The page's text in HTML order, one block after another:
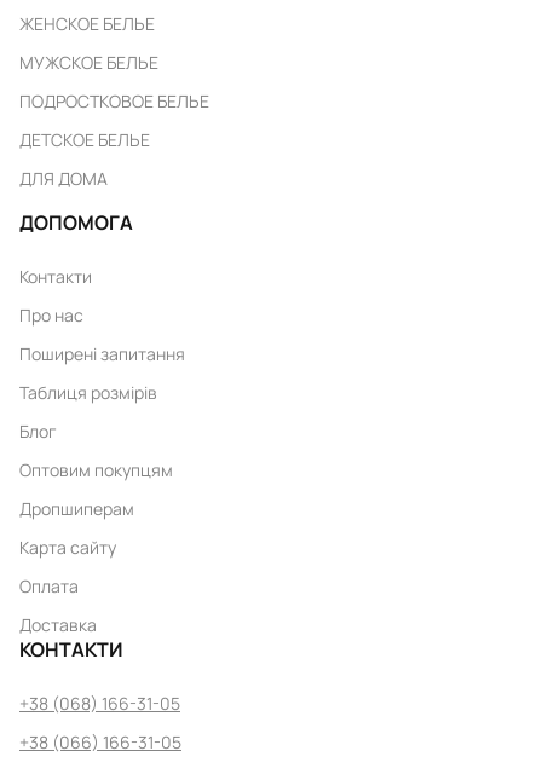
ЖЕНСКОЕ БЕЛЬЕ
МУЖСКОЕ БЕЛЬЕ
ПОДРОСТКОВОЕ БЕЛЬЕ
ДЕТСКОЕ БЕЛЬЕ
ДЛЯ ДОМА
ДОПОМОГА
Контакти
Про нас
Поширені запитання
Таблиця розмірів
Блог
Оптовим покупцям
Дропшиперам
Карта сайту
Оплата
Доставка
КОНТАКТИ
+38 (068) 166-31-05
+38 (066) 166-31-05